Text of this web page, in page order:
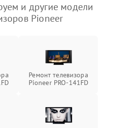
и другие модели
Pioneer
Ремонт телевизора
Pioneer PRO-141FD